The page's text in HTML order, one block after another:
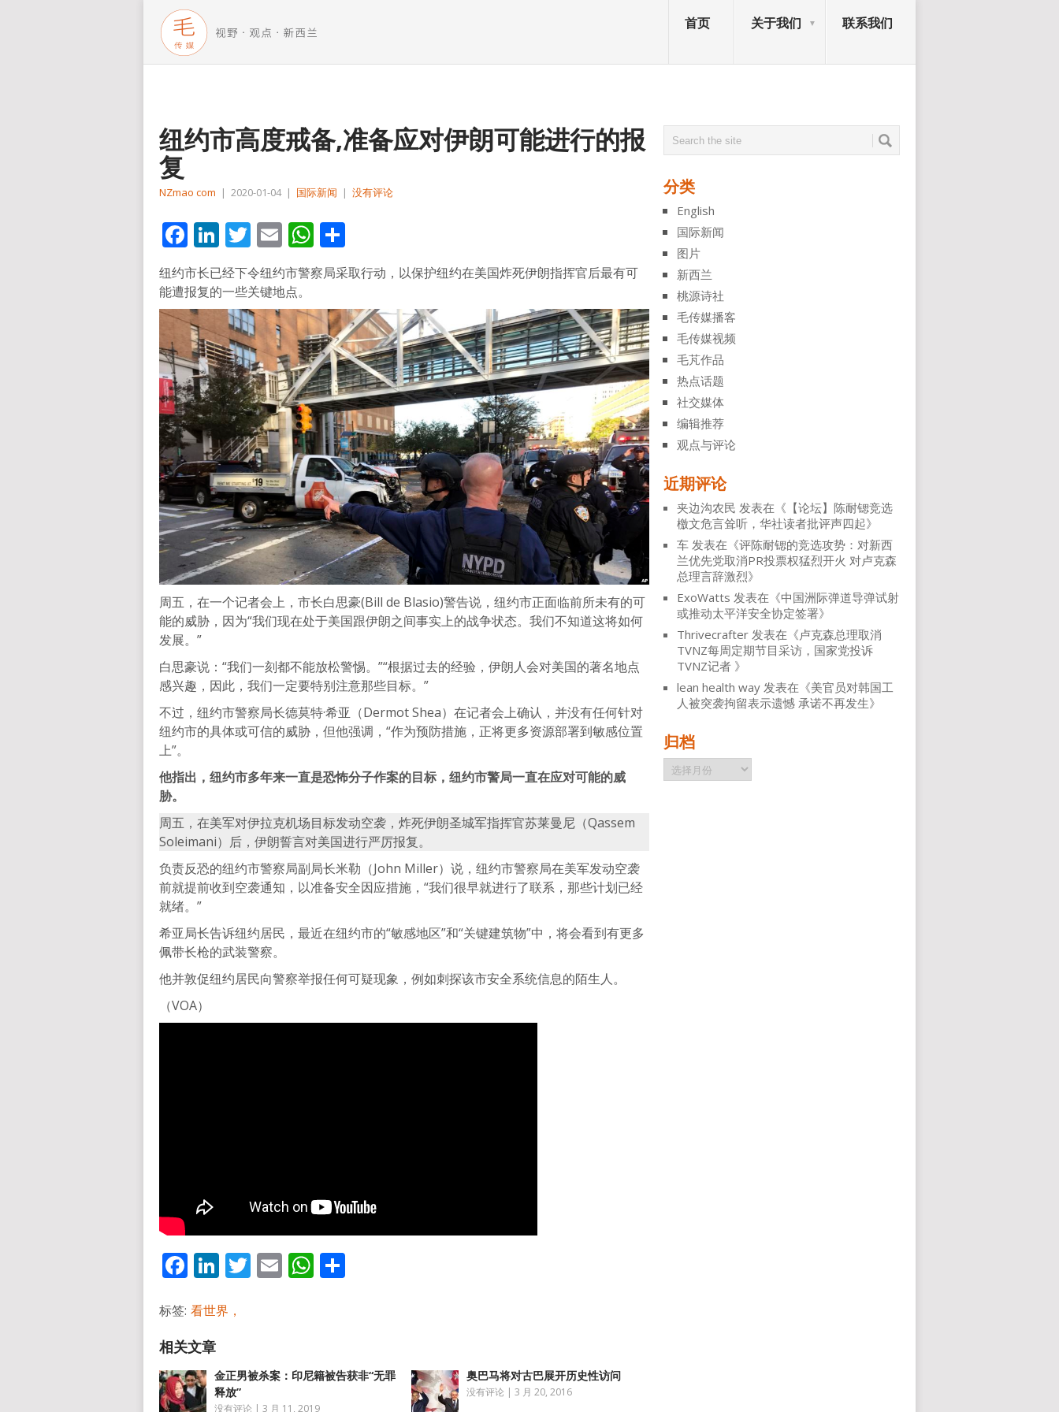
首页 关于我们 联系我们
纽约市高度戒备,准备应对伊朗可能进行的报
复
NZmao com | 2020-01-04 | 国际新闻 | 没有评论
Facebook
LinkedIn
Twitter
EmailWhatsApp
享
纽约市长已经下令纽约市警察局采取行动，以保护纽约在美国炸死伊朗指挥官后最有可
能遭报复的一些关键地点。
周五，在一个记者会上，市长白思豪(Bill de Blasio)警告说，纽约市正面临前所未有的可
能的威胁，因为“我们现在处于美国跟伊朗之间事实上的战争状态。我们不知道这将如何
发展。”
白思豪说：“我们一刻都不能放松警惕。”“根据过去的经验，伊朗人会对美国的著名地点
感兴趣，因此，我们一定要特别注意那些目标。”
不过，纽约市警察局长德莫特·希亚（Dermot Shea）在记者会上确认，并没有任何针对
纽约市的具体或可信的威胁，但他强调，“作为预防措施，正将更多资源部署到敏感位置
上”。
他指出，纽约市多年来一直是恐怖分子作案的目标，纽约市警局一直在应对可能的威
胁。
周五，在美军对伊拉克机场目标发动空袭，炸死伊朗圣城军指挥官苏莱曼尼（Qassem
Soleimani）后，伊朗誓言对美国进行严厉报复。
负责反恐的纽约市警察局副局长米勒（John Miller）说，纽约市警察局在美军发动空袭
前就提前收到空袭通知，以准备安全因应措施，“我们很早就进行了联系，那些计划已经
就绪。”
希亚局长告诉纽约居民，最近在纽约市的“敏感地区”和“关键建筑物”中，将会看到有更多
佩带长枪的武装警察。
他并敦促纽约居民向警察举报任何可疑现象，例如刺探该市安全系统信息的陌生人。
（VOA）
Facebook
LinkedIn
Twitter
EmailWhatsApp
标签: 看世界，
金正男被杀案：印尼籍被告获非“无罪
释放”
没有评论 | 3 月 11, 2019
奥巴马将对古巴展开历史性访问
没有评论 |3 月 20, 2016
分类
English
国际新闻
图片
新西兰
桃源诗社
毛传媒播客
毛传媒视频
毛芃作品
热点话题
社交媒体
编辑推荐
观点与评论
近期评论
夹边沟农民 发表在《 【论坛】陈耐锶竞选
檄文危言耸听，华社读者批评声四起》
车 发表在《评陈耐锶的竞选攻势：对新西
兰优先党取消PR投票权猛烈开火 对卢克森
总理言辞激烈》
ExoWatts 发表在《中国洲际弹道导弹试射
或推动太平洋安全协定签署》
Thrivecrafter 发表在《卢克森总理取消
TVNZ每周定期节目采访，国家党投诉
TVNZ记者 》
lean health way 发表在《美官员对韩国工
人被突袭拘留表示遗憾 承诺不再发生》
归档
归
档